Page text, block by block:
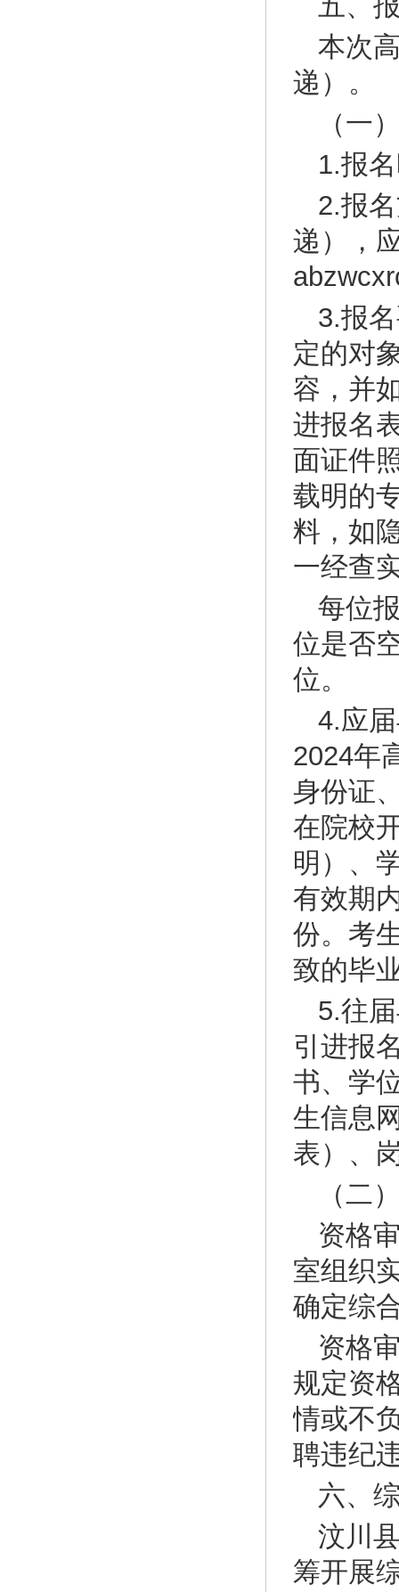
本次
递）。
（一
1.报
2.报
递），
3.报
定的对
容，并
进报名
面证件
载明的
料，如
一经查
每位
位是否
位。
4.应
2024年
身份证
在院校
明）、
有效期
份。考
致的毕
5.往
引进报
书、学
生信息
表）、
（二
资格
室组织
确定综
资格
规定资
情或不
聘违纪
六、
汶川
筹开展